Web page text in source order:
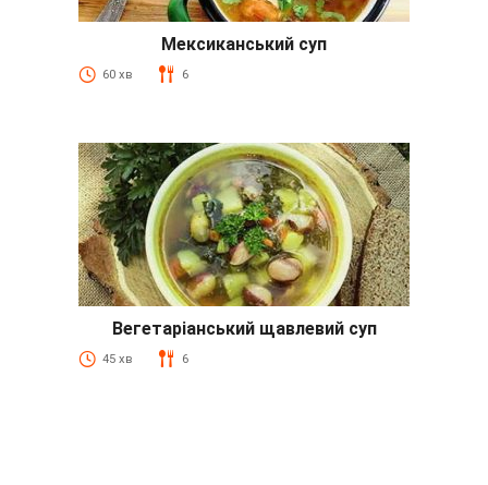
Мексиканський суп
60 хв 6
Вегетаріанський щавлевий суп
45 хв 6